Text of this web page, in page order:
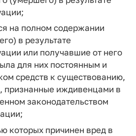
на полном содержании
в результате
или получавшие от него
для них постоянным и
средств к существованию,
признанные иждивенцами в
законодательством
которых причинен вред в